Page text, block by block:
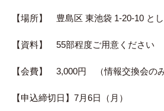
【場所】 豊島区 東池袋 1-20-10 と
【資料】 55部程度ご用意ください
【会費】 3,000円 （情報交換会のみ
【申込締切日】7月6日（月）